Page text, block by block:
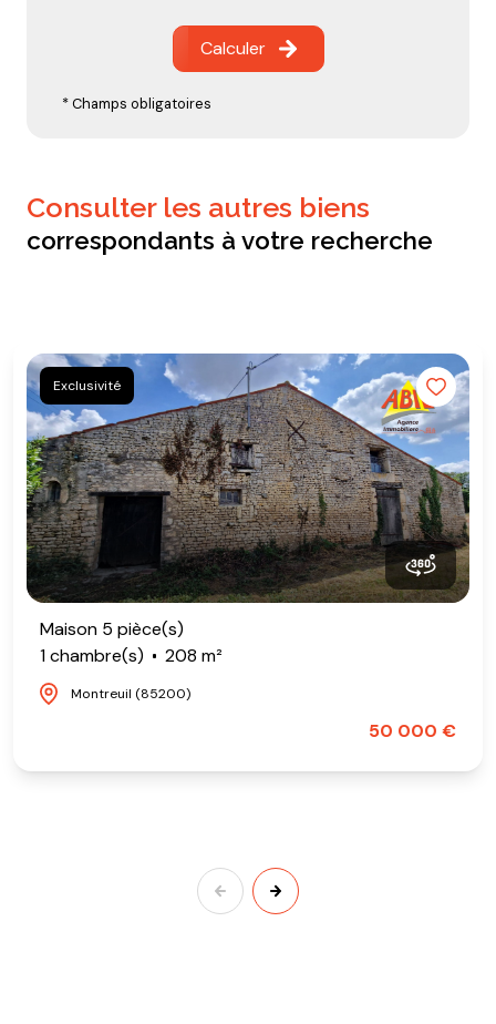
Calculer
* Champs obligatoires
consulter les autres biens
correspondants à votre recherche
Exclusivité
Maison 5 pièce(s)
1 chambre(s)
208 m²
Montreuil (85200)
50 000 €